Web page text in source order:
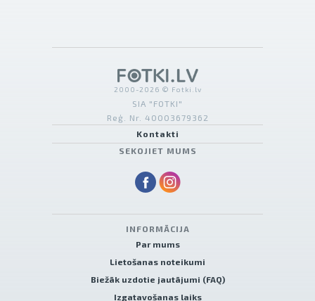
2000-2026 © Fotki.lv
SIA "FOTKI"
Reģ. Nr. 40003679362
Kontakti
SEKOJIET MUMS
INFORMĀCIJA
Par mums
Lietošanas noteikumi
Biežāk uzdotie jautājumi (FAQ)
Izgatavošanas laiks